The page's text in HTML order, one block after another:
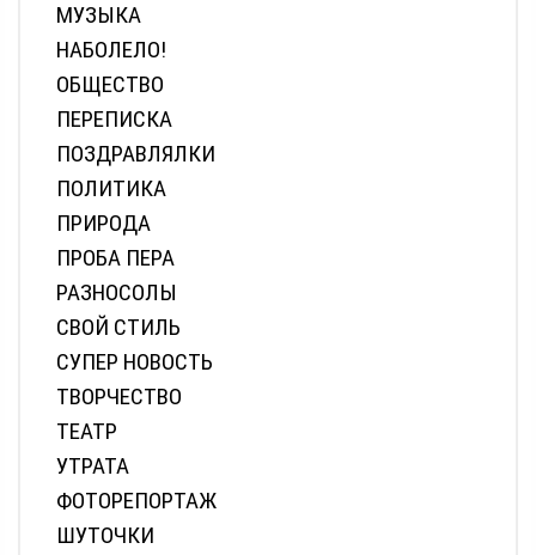
МУЗЫКА
НАБОЛЕЛО!
ОБЩЕСТВО
ПЕРЕПИСКА
ПОЗДРАВЛЯЛКИ
ПОЛИТИКА
ПРИРОДА
ПРОБА ПЕРА
РАЗНОСОЛЫ
СВОЙ СТИЛЬ
СУПЕР НОВОСТЬ
ТВОРЧЕСТВО
ТЕАТР
УТРАТА
ФОТОРЕПОРТАЖ
ШУТОЧКИ